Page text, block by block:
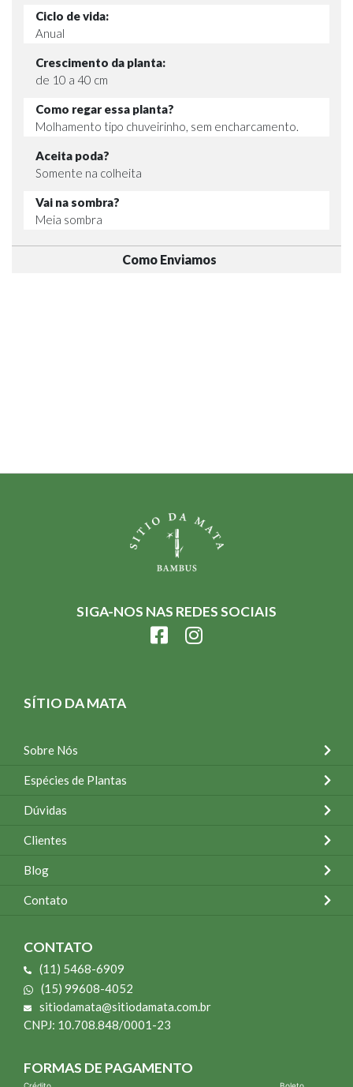
Ciclo de vida:
Anual
Crescimento da planta:
de 10 a 40 cm
Como regar essa planta?
Molhamento tipo chuveirinho, sem encharcamento.
Aceita poda?
Somente na colheita
Vai na sombra?
Meia sombra
Como Enviamos
SIGA-NOS NAS REDES SOCIAIS
SÍTIO DA MATA
Sobre Nós
Espécies de Plantas
Dúvidas
Clientes
Blog
Contato
CONTATO
(11) 5468-6909
(15) 99608-4052
sitiodamata@sitiodamata.com.br
CNPJ: 10.708.848/0001-23
FORMAS DE PAGAMENTO